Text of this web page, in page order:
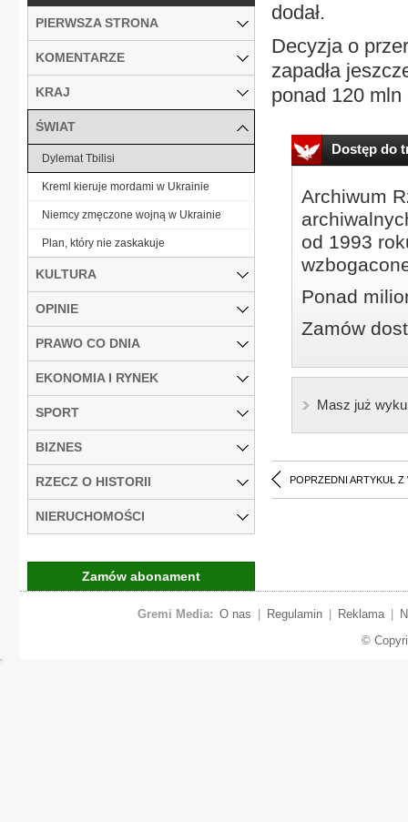
dodał.
Decyzja o
zapadła
ponad 120
Dostęp do
Archiwum
od 1993
Ponad
Zamów
Masz już
POPRZEDNI ARTYKUŁ Z
PIERWSZA STRONA
KOMENTARZE
KRAJ
ŚWIAT
Dylemat Tbilisi
Kreml kieruje mordami w Ukrainie
Niemcy zmęczone wojną w Ukrainie
Plan, który nie zaskakuje
KULTURA
OPINIE
PRAWO CO DNIA
EKONOMIA I RYNEK
SPORT
BIZNES
RZECZ O HISTORII
NIERUCHOMOŚCI
Zamów abonament
Gremi Media: O nas Regulamin Reklama
©